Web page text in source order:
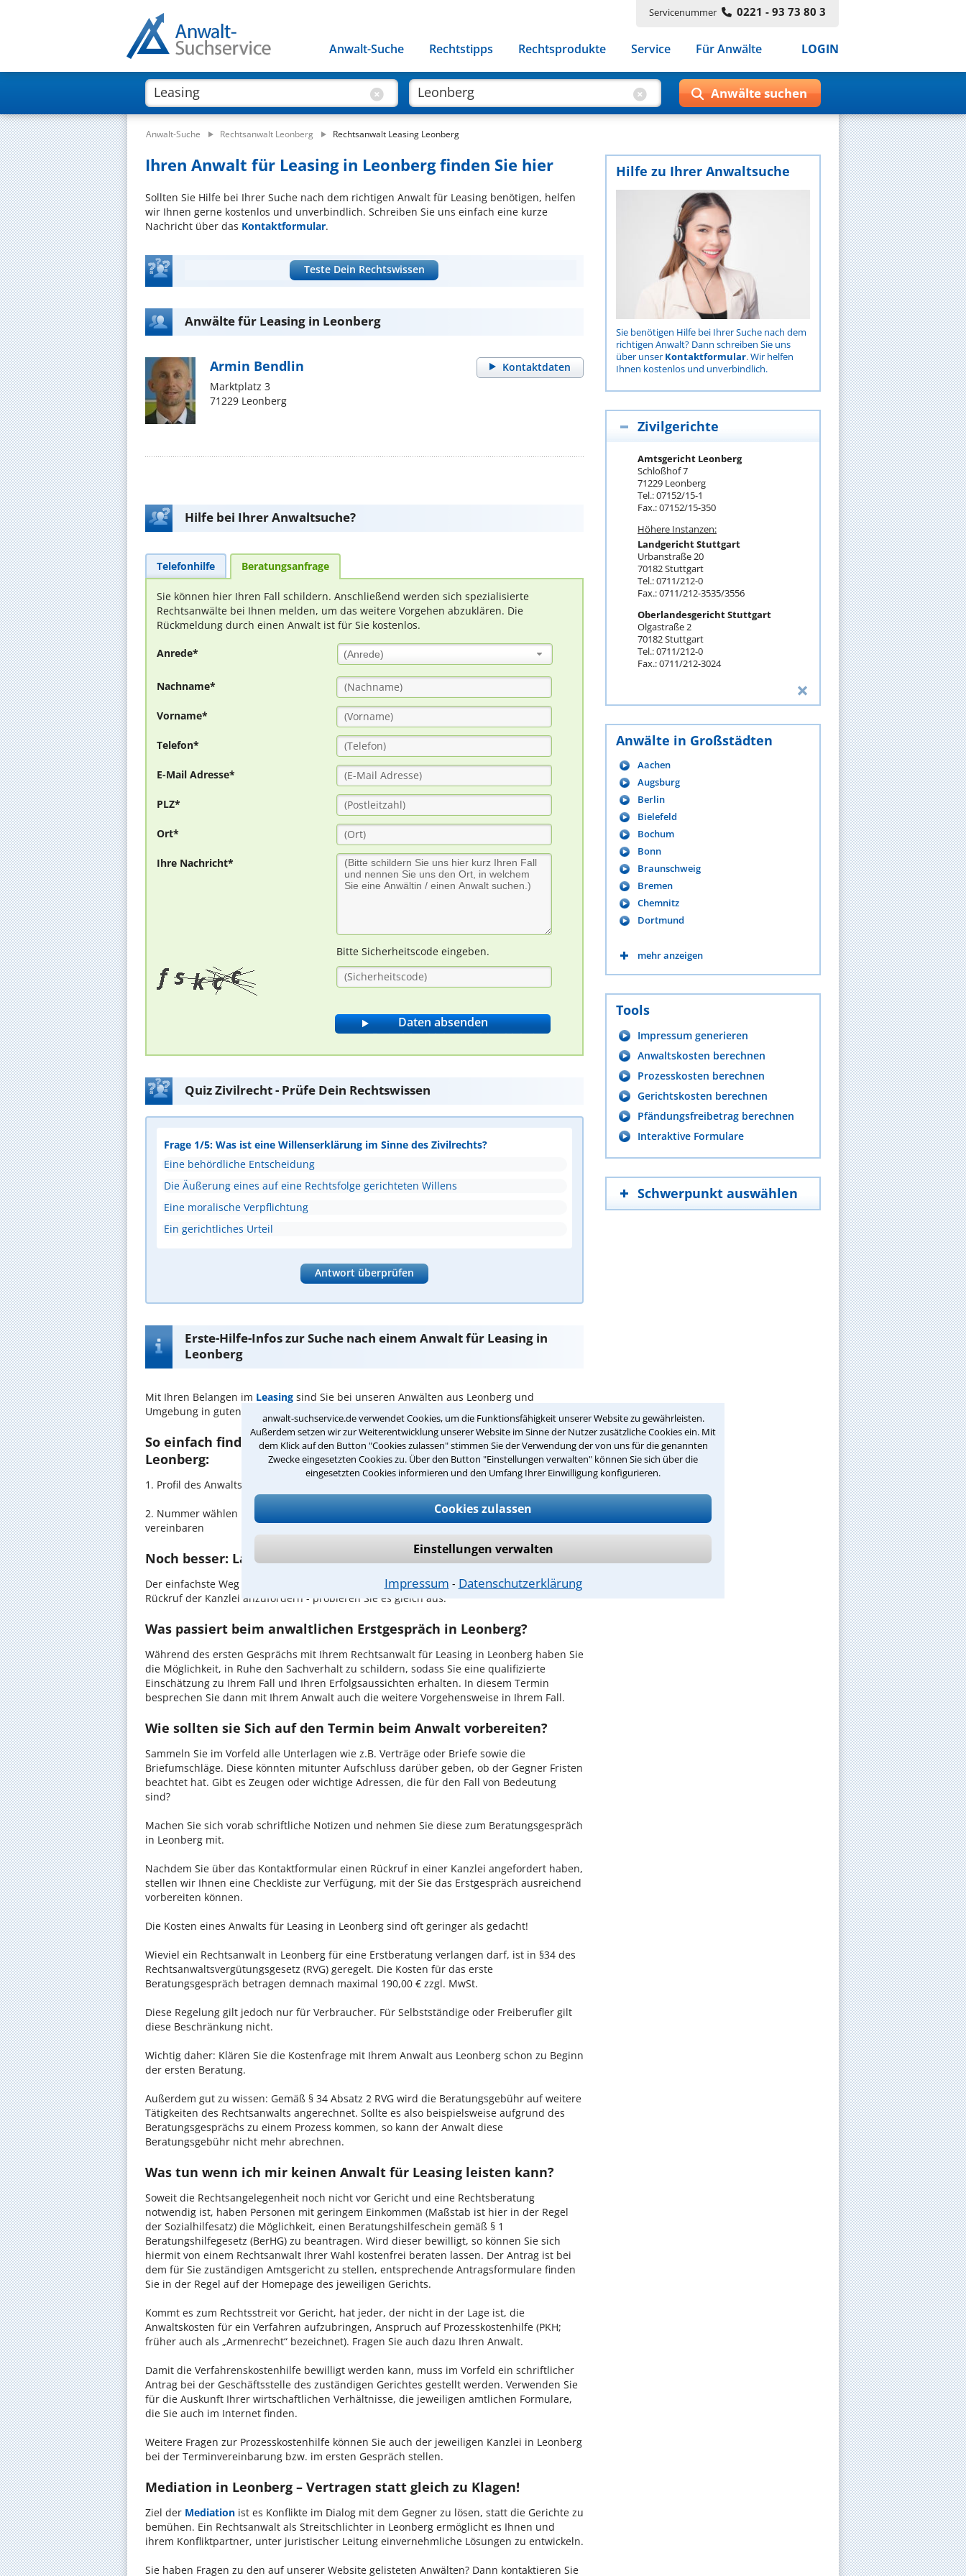
anwalt-suchservice.de verwendet Cookies, um die Funktionsfähigkeit unserer Website zu gewährleisten.
Außerdem setzen wir zur Weiterentwicklung unserer Website im Sinne der Nutzer zusätzliche Cookies ein. Mit
dem Klick auf den Button "Cookies zulassen" stimmen Sie der Verwendung der von uns für die genannten
Zwecke eingesetzten Cookies zu. Über den Button "Einstellungen verwalten" können Sie sich über die
eingesetzten Cookies informieren und den Umfang Ihrer Einwilligung konfigurieren.
Cookies zulassen
Einstellungen verwalten
Impressum ⁃ Datenschutzerklärung
Servicenummer 0221 - 93 73 80 3
Anwalt-Suche Rechtstipps Rechtsprodukte Service Für Anwälte LOGIN
Anwalt-Suche Rechtsanwalt Leonberg Rechtsanwalt Leasing Leonberg
Ihren Anwalt für Leasing in Leonberg finden Sie hier
Sollten Sie Hilfe bei Ihrer Suche nach dem richtigen Anwalt für Leasing benötigen, helfen
wir Ihnen gerne kostenlos und unverbindlich. Schreiben Sie uns einfach eine kurze
Nachricht über das Kontaktformular.
Teste Dein Rechtswissen
Anwälte für Leasing in Leonberg
Kontaktdaten
Armin Bendlin
Marktplatz 3
71229 Leonberg
Hilfe bei Ihrer Anwaltsuche?
Telefonhilfe Beratungsanfrage
Sie können hier Ihren Fall schildern. Anschließend werden sich spezialisierte
Rechtsanwälte bei Ihnen melden, um das weitere Vorgehen abzuklären. Die
Rückmeldung durch einen Anwalt ist für Sie kostenlos.
Anrede* (Anrede)
Nachname*
Vorname*
Telefon*
E-Mail Adresse*
PLZ*
Ort*
Ihre Nachricht*
Bitte Sicherheitscode eingeben.
Quiz Zivilrecht - Prüfe Dein Rechtswissen
Frage 1/5: Was ist eine Willenserklärung im Sinne des Zivilrechts?
Eine behördliche Entscheidung
Die Äußerung eines auf eine Rechtsfolge gerichteten Willens
Eine moralische Verpflichtung
Ein gerichtliches Urteil
Antwort überprüfen
Erste-Hilfe-Infos zur Suche nach einem Anwalt für Leasing in
Leonberg
Mit Ihren Belangen im Leasing sind Sie bei unseren Anwälten aus Leonberg und
Umgebung in guten Händen.
So einfach finden Sie den passenden Anwalt für Leasing in
Leonberg:
1. Profil des Anwalts für Leasing in Ihrer Umgebung auswählen
2. Nummer wählen und direkt mit der Kanzlei in Leonberg einen Beratungstermin
vereinbaren
Noch besser: Lassen Sie sich zurückrufen
Der einfachste Weg zum Anwalt in Leonberg ist es, über unser Kontaktformular einen
Rückruf der Kanzlei anzufordern - probieren Sie es gleich aus.
Was passiert beim anwaltlichen Erstgespräch in Leonberg?
Während des ersten Gesprächs mit Ihrem Rechtsanwalt für Leasing in Leonberg haben Sie
die Möglichkeit, in Ruhe den Sachverhalt zu schildern, sodass Sie eine qualifizierte
Einschätzung zu Ihrem Fall und Ihren Erfolgsaussichten erhalten. In diesem Termin
besprechen Sie dann mit Ihrem Anwalt auch die weitere Vorgehensweise in Ihrem Fall.
Wie sollten sie Sich auf den Termin beim Anwalt vorbereiten?
Sammeln Sie im Vorfeld alle Unterlagen wie z.B. Verträge oder Briefe sowie die
Briefumschläge. Diese könnten mitunter Aufschluss darüber geben, ob der Gegner Fristen
beachtet hat. Gibt es Zeugen oder wichtige Adressen, die für den Fall von Bedeutung
sind?
Machen Sie sich vorab schriftliche Notizen und nehmen Sie diese zum Beratungsgespräch
in Leonberg mit.
Nachdem Sie über das Kontaktformular einen Rückruf in einer Kanzlei angefordert haben,
stellen wir Ihnen eine Checkliste zur Verfügung, mit der Sie das Erstgespräch ausreichend
vorbereiten können.
Die Kosten eines Anwalts für Leasing in Leonberg sind oft geringer als gedacht!
Wieviel ein Rechtsanwalt in Leonberg für eine Erstberatung verlangen darf, ist in §34 des
Rechtsanwaltsvergütungsgesetz (RVG) geregelt. Die Kosten für das erste
Beratungsgespräch betragen demnach maximal 190,00 € zzgl. MwSt.
Diese Regelung gilt jedoch nur für Verbraucher. Für Selbstständige oder Freiberufler gilt
diese Beschränkung nicht.
Wichtig daher: Klären Sie die Kostenfrage mit Ihrem Anwalt aus Leonberg schon zu Beginn
der ersten Beratung.
Außerdem gut zu wissen: Gemäß § 34 Absatz 2 RVG wird die Beratungsgebühr auf weitere
Tätigkeiten des Rechtsanwalts angerechnet. Sollte es also beispielsweise aufgrund des
Beratungsgesprächs zu einem Prozess kommen, so kann der Anwalt diese
Beratungsgebühr nicht mehr abrechnen.
Was tun wenn ich mir keinen Anwalt für Leasing leisten kann?
Soweit die Rechtsangelegenheit noch nicht vor Gericht und eine Rechtsberatung
notwendig ist, haben Personen mit geringem Einkommen (Maßstab ist hier in der Regel
der Sozialhilfesatz) die Möglichkeit, einen Beratungshilfeschein gemäß § 1
Beratungshilfegesetz (BerHG) zu beantragen. Wird dieser bewilligt, so können Sie sich
hiermit von einem Rechtsanwalt Ihrer Wahl kostenfrei beraten lassen. Der Antrag ist bei
dem für Sie zuständigen Amtsgericht zu stellen, entsprechende Antragsformulare finden
Sie in der Regel auf der Homepage des jeweiligen Gerichts.
Kommt es zum Rechtsstreit vor Gericht, hat jeder, der nicht in der Lage ist, die
Anwaltskosten für ein Verfahren aufzubringen, Anspruch auf Prozesskostenhilfe (PKH;
früher auch als „Armenrecht“ bezeichnet). Fragen Sie auch dazu Ihren Anwalt.
Damit die Verfahrenskostenhilfe bewilligt werden kann, muss im Vorfeld ein schriftlicher
Antrag bei der Geschäftsstelle des zuständigen Gerichtes gestellt werden. Verwenden Sie
für die Auskunft Ihrer wirtschaftlichen Verhältnisse, die jeweiligen amtlichen Formulare,
die Sie auch im Internet finden.
Weitere Fragen zur Prozesskostenhilfe können Sie auch der jeweiligen Kanzlei in Leonberg
bei der Terminvereinbarung bzw. im ersten Gespräch stellen.
Mediation in Leonberg – Vertragen statt gleich zu Klagen!
Ziel der Mediation ist es Konflikte im Dialog mit dem Gegner zu lösen, statt die Gerichte zu
bemühen. Ein Rechtsanwalt als Streitschlichter in Leonberg ermöglicht es Ihnen und
ihrem Konfliktpartner, unter juristischer Leitung einvernehmliche Lösungen zu entwickeln.
Sie haben Fragen zu den auf unserer Website gelisteten Anwälten? Dann kontaktieren Sie
Hilfe zu Ihrer Anwaltsuche
Sie benötigen Hilfe bei Ihrer Suche nach dem
richtigen Anwalt? Dann schreiben Sie uns
über unser Kontaktformular. Wir helfen
Ihnen kostenlos und unverbindlich.
Zivilgerichte
Amtsgericht Leonberg
Schloßhof 7
71229 Leonberg
Tel.: 07152/15-1
Fax.: 07152/15-350
Höhere Instanzen:
Landgericht Stuttgart
Urbanstraße 20
70182 Stuttgart
Tel.: 0711/212-0
Fax.: 0711/212-3535/3556
Oberlandesgericht Stuttgart
Olgastraße 2
70182 Stuttgart
Tel.: 0711/212-0
Fax.: 0711/212-3024
Anwälte in Großstädten
Aachen
Augsburg
Berlin
Bielefeld
Bochum
Bonn
Braunschweig
Bremen
Chemnitz
Dortmund
mehr anzeigen
Tools
Impressum generieren
Anwaltskosten berechnen
Prozesskosten berechnen
Gerichtskosten berechnen
Pfändungsfreibetrag berechnen
Interaktive Formulare
Schwerpunkt auswählen